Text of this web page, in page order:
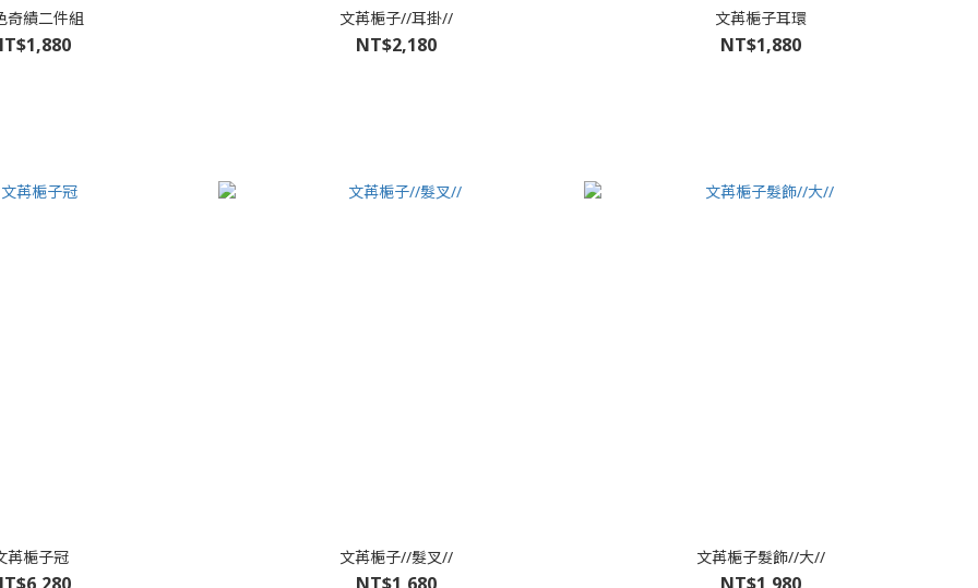
奇績二件組 文苒梔子//耳掛//
NT$2,180
文苒梔子耳環
NT$1,880
苒梔子冠 文苒梔子//髮叉//
NT$1,680
文苒梔子髮飾//大//
NT$1,980